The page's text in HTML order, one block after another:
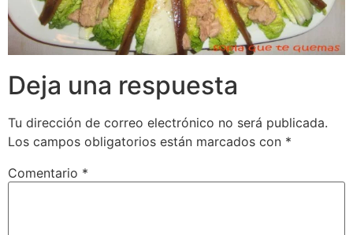
Deja una respuesta
Tu dirección de correo electrónico no será publicada.
Los campos obligatorios están marcados con *
Comentario *